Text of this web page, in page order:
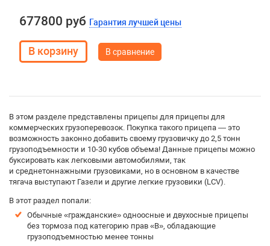
677800 руб Гарантия лучшей цены
В сравнение
В этом разделе представлены прицепы для прицепы для
коммерческих грузоперевозок. Покупка такого прицепа — это
возможность законно добавить своему грузовичку до 2,5 тонн
грузоподъемности и 10-30 кубов объема! Данные прицепы можно
буксировать как легковыми автомобилями, так
и среднетоннажными грузовиками, но в основном в качестве
тягача выступают Газели и другие легкие грузовики (LCV).
В этот раздел попали:
Обычные «гражданские» одноосные и двухосные прицепы
без тормоза под категорию прав «B», обладающие
грузоподъемностью менее тонны